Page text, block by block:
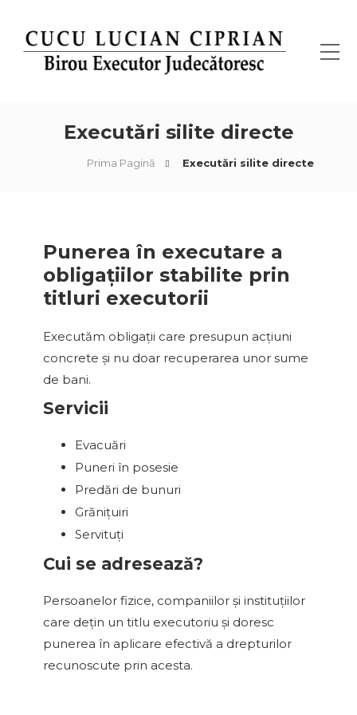
Executări silite directe
Prima Pagină Executări silite directe
Punerea în executare a
obligațiilor stabilite prin
titluri executorii
Executăm obligații care presupun acțiuni
concrete și nu doar recuperarea unor sume
de bani.
Servicii
Evacuări
Puneri în posesie
Predări de bunuri
Grănițuiri
Servituți
Cui se adresează?
Persoanelor fizice, companiilor și instituțiilor
care dețin un titlu executoriu și doresc
punerea în aplicare efectivă a drepturilor
recunoscute prin acesta.